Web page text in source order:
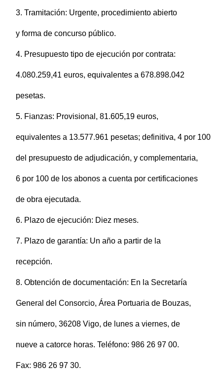
3. Tramitación: Urgente, procedimiento abierto
y forma de concurso público.
4. Presupuesto tipo de ejecución por contrata:
4.080.259,41 euros, equivalentes a 678.898.042
pesetas.
5. Fianzas: Provisional, 81.605,19 euros,
equivalentes a 13.577.961 pesetas; definitiva, 4 por 100
del presupuesto de adjudicación, y complementaria,
6 por 100 de los abonos a cuenta por certificaciones
de obra ejecutada.
6. Plazo de ejecución: Diez meses.
7. Plazo de garantía: Un año a partir de la
recepción.
8. Obtención de documentación: En la Secretaría
General del Consorcio, Área Portuaria de Bouzas,
sin número, 36208 Vigo, de lunes a viernes, de
nueve a catorce horas. Teléfono: 986 26 97 00.
Fax: 986 26 97 30.